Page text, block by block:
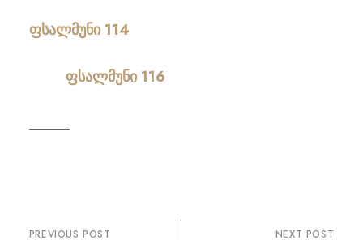
ფსალმუნი 114
ფსალმუნი 116
პოსტის
PREVIOUS POST NEXT POST